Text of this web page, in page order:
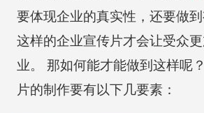
要体现企业的真实性，还要做到
这样的企业宣传片才会让受众
业。 那如何能才能做到这样呢
片的制作要有以下几要素：